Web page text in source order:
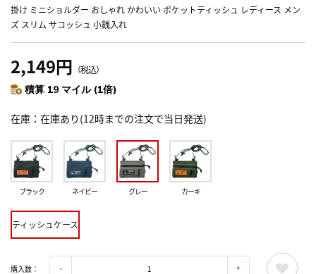
掛け ミニショルダー おしゃれ かわいい ポケットティッシュ レディース メン
ズ スリム サコッシュ 小銭入れ
2,149円 （税込）
積算 19 マイル (1倍)
在庫 在庫あり(12時までの注文で当日発送)
ブラック ネイビー グレー カーキ
ティッシュケース
購入数：